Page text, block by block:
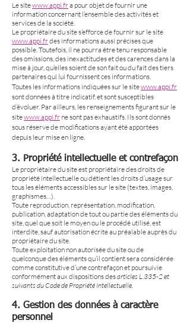
Le sitewww.appi.fra pour objet de fournir une
information concernant l’ensemble des activités et
services de la société.
Le propriétaire du site s’efforce de fournir sur le site
www.appi.frdes informations aussi précises que
possible. Toutefois, il ne pourra être tenu responsable
des omissions, des inexactitudes et des carences dans la
mise à jour, qu’elles soient de son fait ou du fait des tiers
partenaires qui lui fournissent ces informations.
Toutes les informations indiquées sur le sitewww.appi.fr
sont données à titre indicatif, et sont susceptibles
d’évoluer. Par ailleurs, les renseignements figurant sur le
sitewww.appi.fr ne sont pas exhaustifs. Ils sont donnés
sous réserve de modifications ayant été apportées
depuis leur mise en ligne.
3. Propriété intellectuelle et contrefaçon
Le propriétaire du site est propriétaire des droits de
propriété intellectuelle ou détient les droits d’usage sur
tous les éléments accessibles sur le site (textes, images,
graphismes…).
Toute reproduction, représentation, modification,
publication, adaptation de tout ou partie des éléments du
site, quel que soit le moyen ou le procédé utilisé, est
interdite, sauf autorisation écrite au préalable auprès du
propriétaire du site.
Toute exploitation non autorisée du site ou de
quelconque des éléments qu’il contient sera considérée
comme constitutive d’une contrefaçon et poursuivie
conformément aux dispositions desarticles L.335-2 et
suivants du Code de Propriété Intellectuelle.
4. Gestion des données à caractère
personnel